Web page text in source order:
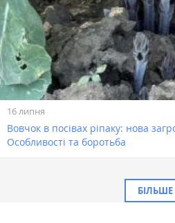
16 липня
Вовчок в посівах ріпаку: нова
Особливості та боротьба
БІЛЬШЕ